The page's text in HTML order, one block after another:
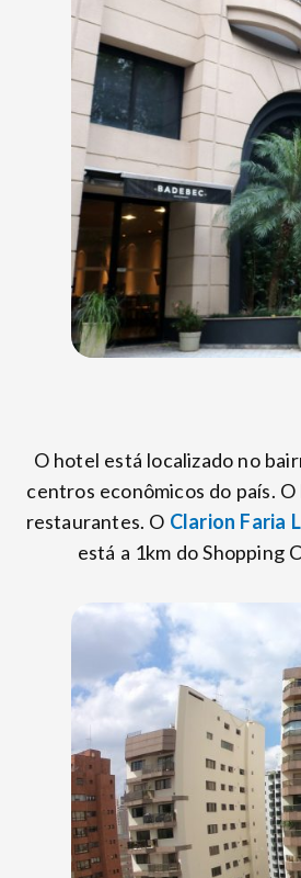
O hotel está localizado no
centros econômicos do país.
restaurantes. O Clarion Faria
está a 1km do Shopping